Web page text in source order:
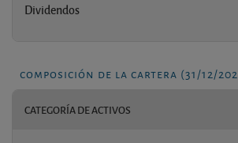
Dividendos
composición de la cartera (31/12/
CATEGORÍA DE ACTIVOS